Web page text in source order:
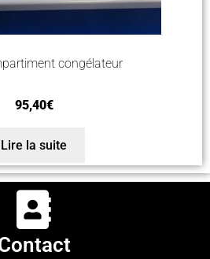
congélateur
95,40€
Lire la suite